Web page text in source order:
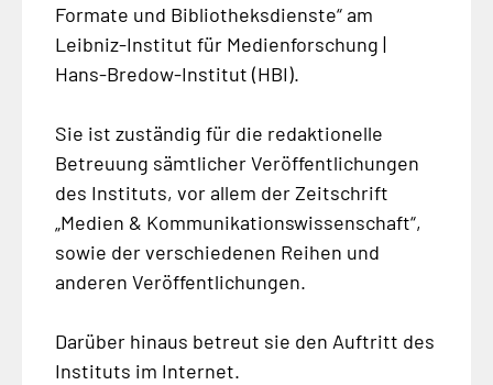
Formate und Bibliotheksdienste“ am
Leibniz-Institut für Medienforschung |
Hans-Bredow-Institut (HBI).
Sie ist zuständig für die redaktionelle
Betreuung sämtlicher Veröffentlichungen
des Instituts, vor allem der Zeitschrift
„Medien & Kommunikationswissenschaft“,
sowie der verschiedenen Reihen und
anderen Veröffentlichungen.
Darüber hinaus betreut sie den Auftritt des
Instituts im Internet.